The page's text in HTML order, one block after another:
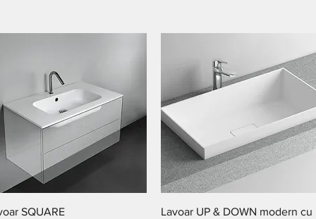
Afișare rapidă
SQUARE
Afișare rapidă
Lavoar UP & DOWN modern cu